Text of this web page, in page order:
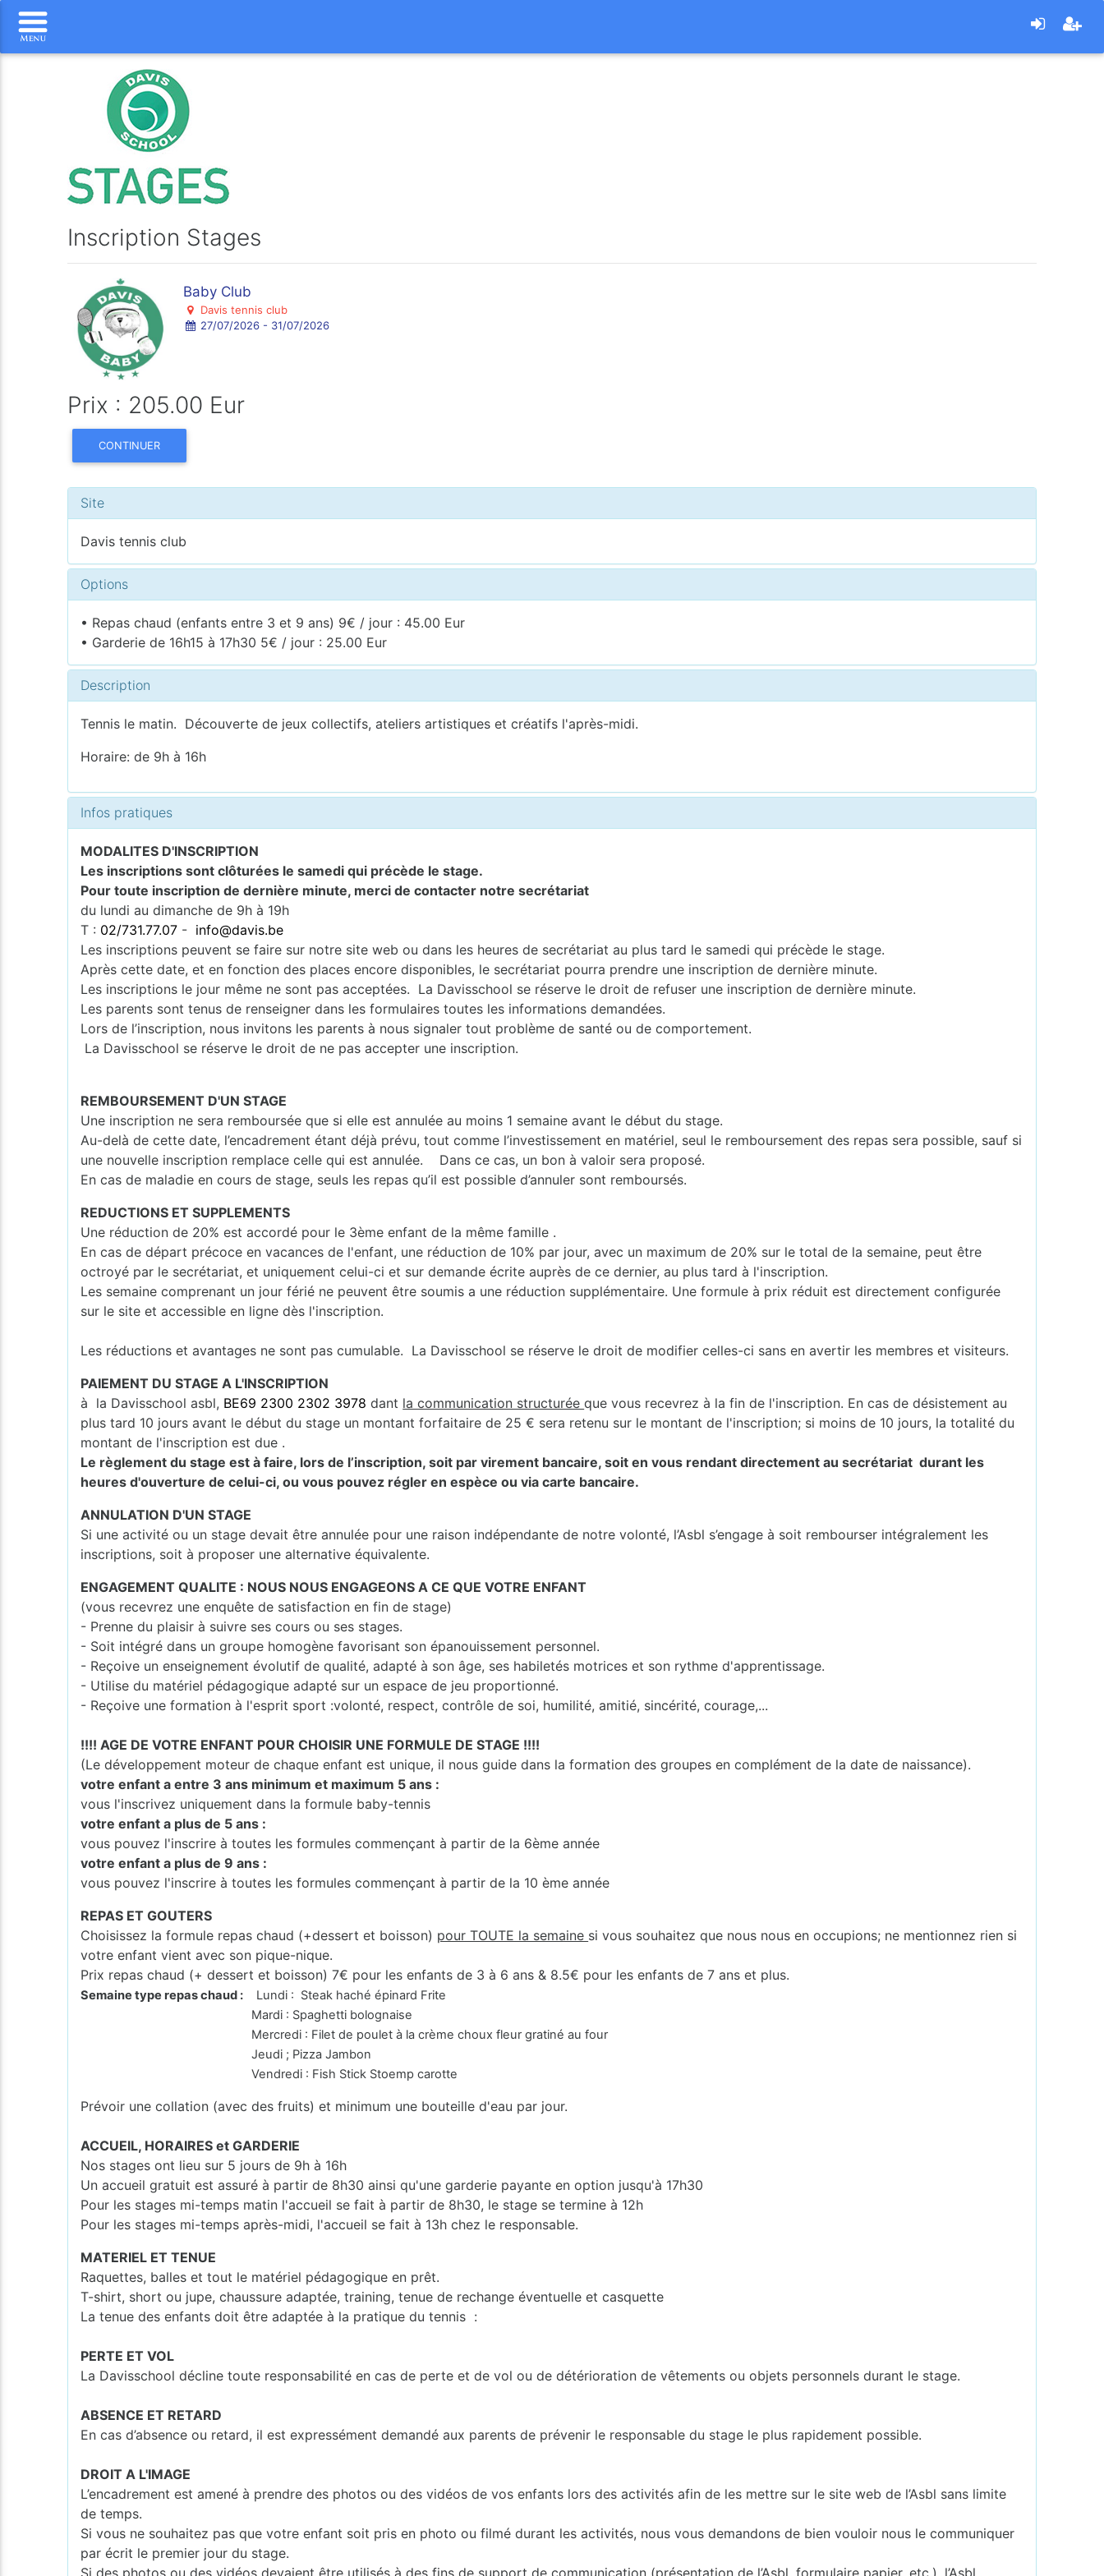
Inscription Stages
Baby Club
Davis tennis club
27/07/2026 - 31/07/2026
Prix : 205.00 Eur
CONTINUER
Site
Davis tennis club
Options
• Repas chaud (enfants entre 3 et 9 ans) 9€ / jour : 45.00 Eur
• Garderie de 16h15 à 17h30 5€ / jour : 25.00 Eur
Description
Tennis le matin. Découverte de jeux collectifs, ateliers artistiques et créatifs l'après-midi.
Horaire: de 9h à 16h
Infos pratiques
MODALITES D'INSCRIPTION
Les inscriptions sont clôturées le samedi qui précède le stage.
Pour toute inscription de dernière minute, merci de contacter notre secrétariat
du lundi au dimanche de 9h à 19h
T : 02/731.77.07 - info@davis.be
Les inscriptions peuvent se faire sur notre site web ou dans les heures de secrétariat au plus tard le samedi qui précède le stage.
Après cette date, et en fonction des places encore disponibles, le secrétariat pourra prendre une inscription de dernière minute.
Les inscriptions le jour même ne sont pas acceptées. La Davisschool se réserve le droit de refuser une inscription de dernière minute.
Les parents sont tenus de renseigner dans les formulaires toutes les informations demandées.
Lors de l’inscription, nous invitons les parents à nous signaler tout problème de santé ou de comportement.
La Davisschool se réserve le droit de ne pas accepter une inscription.
REMBOURSEMENT D'UN STAGE
Une inscription ne sera remboursée que si elle est annulée au moins 1 semaine avant le début du stage.
Au-delà de cette date, l’encadrement étant déjà prévu, tout comme l’investissement en matériel, seul le remboursement des repas sera possible, sauf si
une nouvelle inscription remplace celle qui est annulée. Dans ce cas, un bon à valoir sera proposé.
En cas de maladie en cours de stage, seuls les repas qu’il est possible d’annuler sont remboursés.
REDUCTIONS ET SUPPLEMENTS
Une réduction de 20% est accordé pour le 3ème enfant de la même famille .
En cas de départ précoce en vacances de l'enfant, une réduction de 10% par jour, avec un maximum de 20% sur le total de la semaine, peut être
octroyé par le secrétariat, et uniquement celui-ci et sur demande écrite auprès de ce dernier, au plus tard à l'inscription.
Les semaine comprenant un jour férié ne peuvent être soumis a une réduction supplémentaire. Une formule à prix réduit est directement configurée
sur le site et accessible en ligne dès l'inscription.
Les réductions et avantages ne sont pas cumulable. La Davisschool se réserve le droit de modifier celles-ci sans en avertir les membres et visiteurs.
PAIEMENT DU STAGE A L'INSCRIPTION
à la Davisschool asbl, BE69 2300 2302 3978 dant la communication structuréeque vous recevrez à la fin de l'inscription. En cas de désistement au
plus tard 10 jours avant le début du stage un montant forfaitaire de 25 € sera retenu sur le montant de l'inscription; si moins de 10 jours, la totalité du
montant de l'inscription est due .
Le règlement du stage est à faire, lors de l’inscription, soit par virement bancaire, soit en vous rendant directement au secrétariat durant les
heures d'ouverture de celui-ci, ou vous pouvez régler en espèce ou via carte bancaire.
ANNULATION D'UN STAGE
Si une activité ou un stage devait être annulée pour une raison indépendante de notre volonté, l’Asbl s’engage à soit rembourser intégralement les
inscriptions, soit à proposer une alternative équivalente.
ENGAGEMENT QUALITE : NOUS NOUS ENGAGEONS A CE QUE VOTRE ENFANT
(vous recevrez une enquête de satisfaction en fin de stage)
- Prenne du plaisir à suivre ses cours ou ses stages.
- Soit intégré dans un groupe homogène favorisant son épanouissement personnel.
- Reçoive un enseignement évolutif de qualité, adapté à son âge, ses habiletés motrices et son rythme d'apprentissage.
- Utilise du matériel pédagogique adapté sur un espace de jeu proportionné.
- Reçoive une formation à l'esprit sport :volonté, respect, contrôle de soi, humilité, amitié, sincérité, courage,...
!!!! AGE DE VOTRE ENFANT POUR CHOISIR UNE FORMULE DE STAGE !!!!
(Le développement moteur de chaque enfant est unique, il nous guide dans la formation des groupes en complément de la date de naissance).
votre enfant a entre 3 ans minimum et maximum 5 ans :
vous l'inscrivez uniquement dans la formule baby-tennis
votre enfant a plus de 5 ans :
vous pouvez l'inscrire à toutes les formules commençant à partir de la 6ème année
votre enfant a plus de 9 ans :
vous pouvez l'inscrire à toutes les formules commençant à partir de la 10 ème année
REPAS ET GOUTERS
Choisissez la formule repas chaud (+dessert et boisson) pour TOUTE la semaine si vous souhaitez que nous nous en occupions; ne mentionnez rien si
votre enfant vient avec son pique-nique.
Prix repas chaud (+ dessert et boisson) 7€ pour les enfants de 3 à 6 ans & 8.5€ pour les enfants de 7 ans et plus.
Semaine type repas chaud : Lundi : Steak haché épinard Frite
Mardi : Spaghetti bolognaise
Mercredi : Filet de poulet à la crème choux fleur gratiné au four
Jeudi ; Pizza Jambon
Vendredi : Fish Stick Stoemp carotte
Prévoir une collation (avec des fruits) et minimum une bouteille d'eau par jour.
ACCUEIL, HORAIRES et GARDERIE
Nos stages ont lieu sur 5 jours de 9h à 16h
Un accueil gratuit est assuré à partir de 8h30 ainsi qu'une garderie payante en option jusqu'à 17h30
Pour les stages mi-temps matin l'accueil se fait à partir de 8h30, le stage se termine à 12h
Pour les stages mi-temps après-midi, l'accueil se fait à 13h chez le responsable.
MATERIEL ET TENUE
Raquettes, balles et tout le matériel pédagogique en prêt.
T-shirt, short ou jupe, chaussure adaptée, training, tenue de rechange éventuelle et casquette
La tenue des enfants doit être adaptée à la pratique du tennis :
PERTE ET VOL
La Davisschool décline toute responsabilité en cas de perte et de vol ou de détérioration de vêtements ou objets personnels durant le stage.
ABSENCE ET RETARD
En cas d’absence ou retard, il est expressément demandé aux parents de prévenir le responsable du stage le plus rapidement possible.
DROIT A L'IMAGE
L’encadrement est amené à prendre des photos ou des vidéos de vos enfants lors des activités afin de les mettre sur le site web de l’Asbl sans limite
de temps.
Si vous ne souhaitez pas que votre enfant soit pris en photo ou filmé durant les activités, nous vous demandons de bien vouloir nous le communiquer
par écrit le premier jour du stage.
Si des photos ou des vidéos devaient être utilisés à des fins de support de communication (présentation de l’Asbl, formulaire papier, etc.), l’Asbl